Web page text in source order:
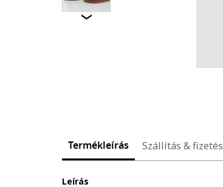
Termékleírás Szállítás & fizetés
Leírás